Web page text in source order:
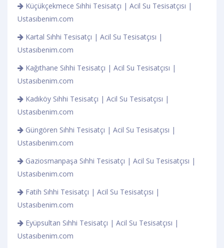
Küçükçekmece Sıhhi Tesisatçı | Acil Su Tesisatçısı |
Ustasıbenim.com
Kartal Sıhhi Tesisatçı | Acil Su Tesisatçısı |
Ustasıbenim.com
Kağıthane Sıhhi Tesisatçı | Acil Su Tesisatçısı |
Ustasıbenim.com
Kadıköy Sıhhi Tesisatçı | Acil Su Tesisatçısı |
Ustasıbenim.com
Güngören Sıhhi Tesisatçı | Acil Su Tesisatçısı |
Ustasıbenim.com
Gaziosmanpaşa Sıhhi Tesisatçı | Acil Su Tesisatçısı |
Ustasıbenim.com
Fatih Sıhhi Tesisatçı | Acil Su Tesisatçısı |
Ustasıbenim.com
Eyüpsultan Sıhhi Tesisatçı | Acil Su Tesisatçısı |
Ustasıbenim.com